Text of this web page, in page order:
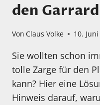
den
Von Claus Volke 10. Juni
Sie wollten schon
tolle Zarge für den
kann? Hier eine
Hinweis darauf,